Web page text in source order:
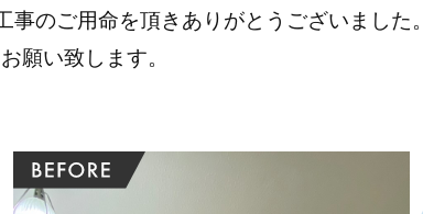
事のご用命を頂きありがとうございました。
願い致します。